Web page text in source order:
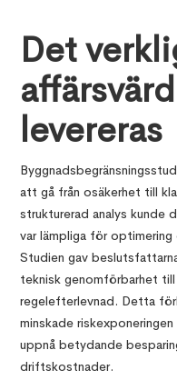
Det
levereras
att gå från osäkerhet till
strukturerad analys kunde
var lämpliga för
Studien gav
teknisk genomförbarhet
regelefterlevnad. Detta
minskade
uppnå betydande
driftskostnader.